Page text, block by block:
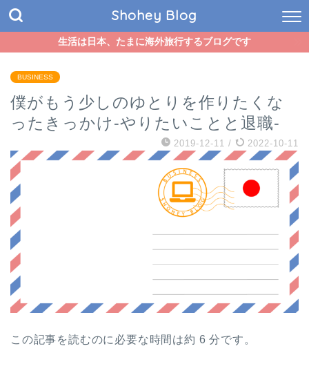
Shohey Blog
生活は日本、たまに海外旅行するブログです
BUSINESS
僕がもう少しのゆとりを作りたくな
ったきっかけ-やりたいことと退職-
2019-12-11 / 2022-10-11
この記事を読むのに必要な時間は約 6 分です。